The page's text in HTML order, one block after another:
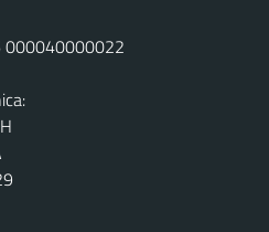
000040000022